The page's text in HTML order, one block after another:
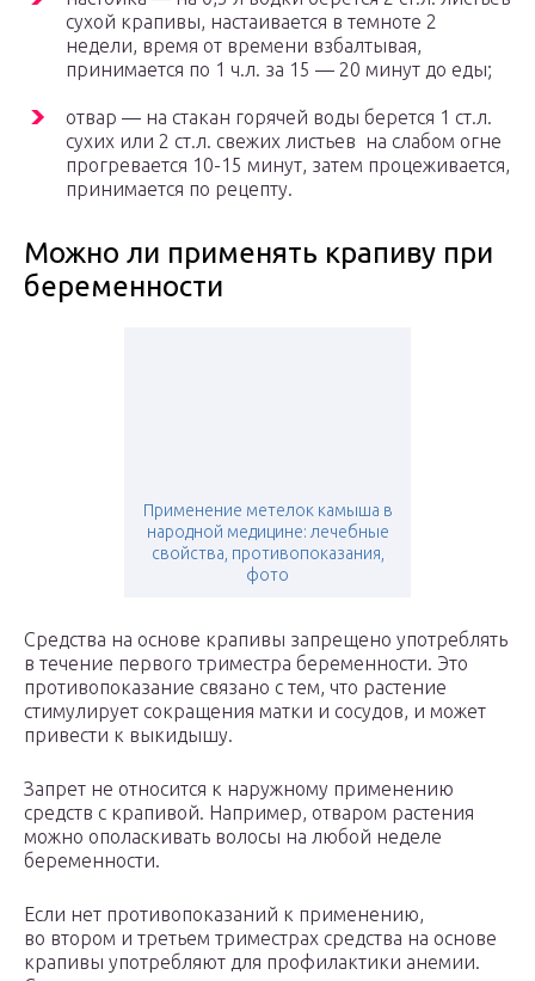
сухой крапивы, настаивается в темноте 2
недели, время от времени взбалтывая,
принимается по 1 ч.л. за 15 — 20 минут до еды;
отвар — на стакан горячей воды берется 1 ст.л.
сухих или 2 ст.л. свежих листьев на слабом огне
прогревается 10-15 минут, затем процеживается,
принимается по рецепту.
Можно ли применять крапиву при
беременности
Применение метелок камыша в
народной медицине: лечебные
свойства, противопоказания,
фото
Средства на основе крапивы запрещено употреблять
в течение первого триместра беременности. Это
противопоказание связано с тем, что растение
стимулирует сокращения матки и сосудов, и может
привести к выкидышу.
Запрет не относится к наружному применению
средств с крапивой. Например, отваром растения
можно ополаскивать волосы на любой неделе
беременности.
Если нет противопоказаний к применению,
во втором и третьем триместрах средства на основе
крапивы употребляют для профилактики анемии.